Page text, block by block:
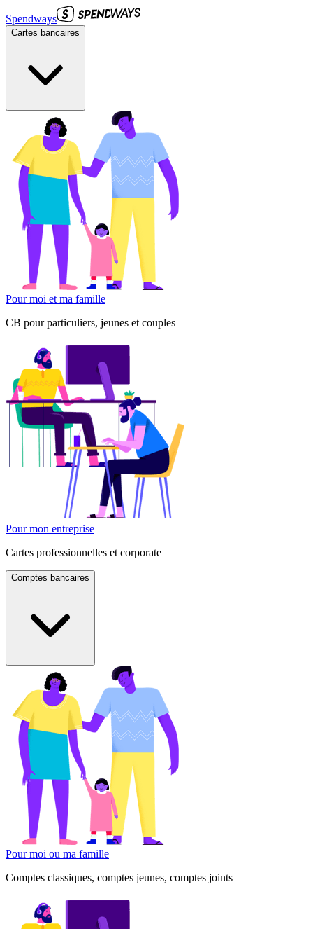
Spendways
Cartes bancaires
Pour moi et ma famille
CB pour particuliers, jeunes et couples
Pour mon entreprise
Cartes professionnelles et corporate
Comptes bancaires
Pour moi ou ma famille
Comptes classiques, comptes jeunes, comptes joints